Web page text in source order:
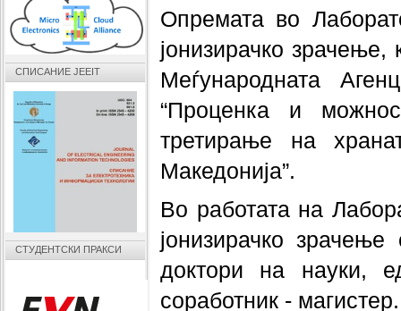
Опремата во
јонизирачко
Меѓународната
“Проценка и
третирање на
Македонија”.
Во работата на
јонизирачко
доктори на науки,
соработник - магистер.
СПИСАНИЕ JEEIT
СТУДЕНТСКИ ПРАКСИ